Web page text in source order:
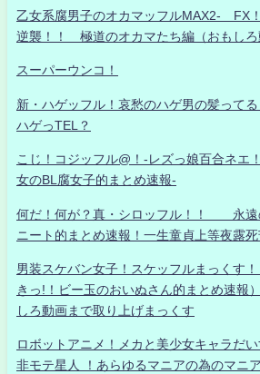
乙女系腐男子のオカマッフルMAX2- FX
逆襲！！ 極道のオカマたち編（おもしろ
スーパーウンコ！
新・ハゲッフル！哀愁のハゲ男の髪って
ハゲっTEL？
こじ！コジッフル@！-レズっ娘百合ネエ
女のBL腐女子的まとめ速報-
何だ！何が？真・シロッフル！！ 永
ニート的まとめ速報！一生童貞上等夜露死
男装スケバン女子！スケッフルまっくす
きっ!！ビー玉のおいぬさん的まとめ速報
しろ動画まで取り上げまっくす
ロボットアニメ！メカと美少女キャラだ
非モテ星人 ！あらゆるマニアの為のマニ